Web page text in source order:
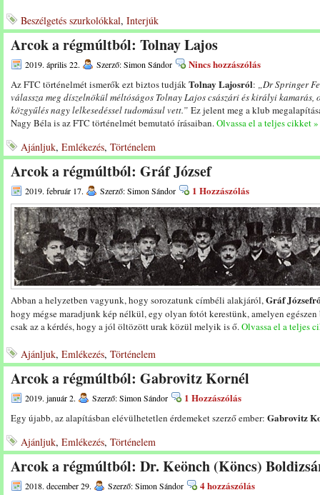
Beszélgetés szurkolókkal, Interjúk
Arcok a régmúltból: Tolnay Lajos
2019. április 22. Szerző: Simon Sándor Nincs hozzászólás
Az FTC történelmét ismerők ezt biztos tudjákTolnay Lajosról: „Dr Springer
válassza meg díszelnökülméltóságos TolnayLajoscsászáriéskirályikamarás,
közgyűlésnagylelkesedésseltudomásulvett.” Ez jelent meg a klub
Nagy Béla is az FTC történelmét bemutató írásaiban.Olvassa el a teljes cikket »
Ajánljuk, Emlékezés, Történelem
Arcok a régmúltból: Gráf József
2019. február 17. Szerző: Simon Sándor 1 Hozzászólás
Abban a helyzetben vagyunk, hogy sorozatunk címbéli alakjáról,Gráf
hogy mégse maradjunk kép nélkül, egy olyan fotót kerestünk, amelyen
csak az a kérdés, hogy a jól öltözött urak közül melyik is ő.Olvassa el a teljes
Ajánljuk, Emlékezés, Történelem
Arcok a régmúltból: Gabrovitz Kornél
2019. január 2. Szerző: Simon Sándor 1 Hozzászólás
Egy újabb, az alapításban elévülhetetlen érdemeket szerző ember: Gabrovitz
Ajánljuk, Emlékezés, Történelem
Arcok a régmúltból: Dr. Keönch (Köncs)
2018. december 29. Szerző: Simon Sándor 4 hozzászólás